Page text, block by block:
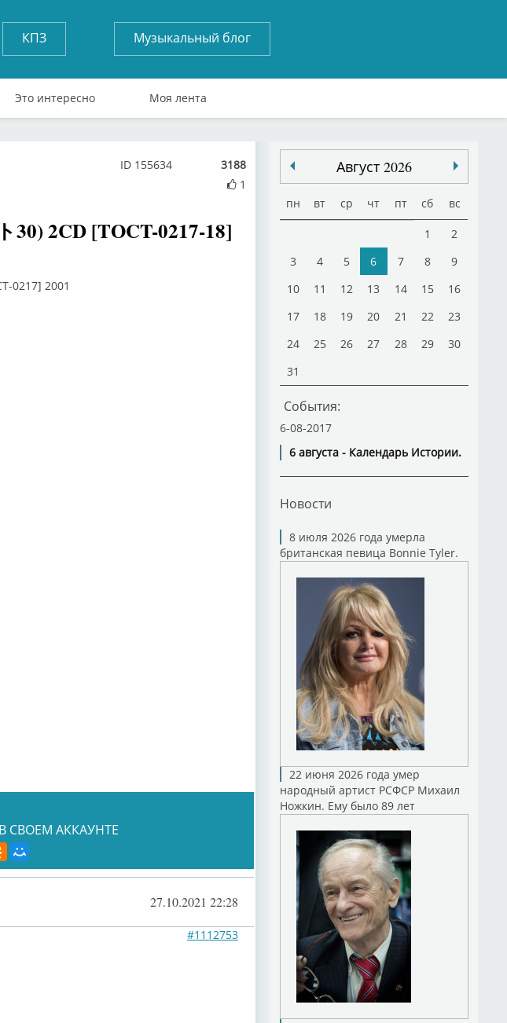
КПЗ Музыкальный блог
Это интересно Моя лента
3188
1
ID 155634
30) 2CD [TOCT-0217-18]
0217] 2001
СВОЕМ АККАУНТЕ
27.10.2021 22:28
#1112753
Август 2026
пн вт ср чт пт сб вс
1
2
3
4 5 6 7 8
9
10
11 12 13 14 15
16
17
18 19 20 21 22
23
24
25 26 27 28 29
30
31
События:
6-08-2017
6 августа - Календарь Истории.
Новости
8 июля 2026 года умерла
британская певица Bonnie Tyler.
22 июня 2026 года умер
народный артист РСФСР Михаил
Ножкин. Ему было 89 лет